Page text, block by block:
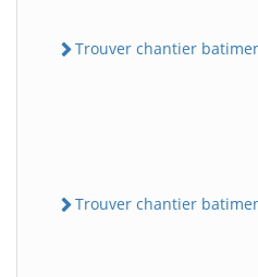
Trouver chantier
Trouver chantier